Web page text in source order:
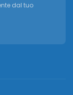
dal tuo